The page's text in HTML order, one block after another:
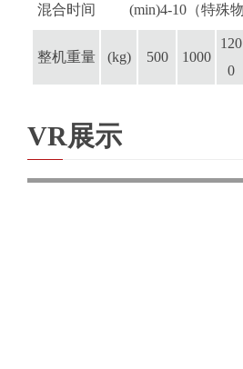
混合时间 (min)4-10（特殊
整机重量 (kg) 500 1000
120
0
VR展示